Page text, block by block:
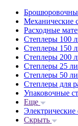
Механические
Расходные
Степлеры 100
Степлеры 150
Степлеры 200
Степлеры 25
Степлеры 50
Степлеры для
Упаковочные
Еще
Электрические
Скрыть